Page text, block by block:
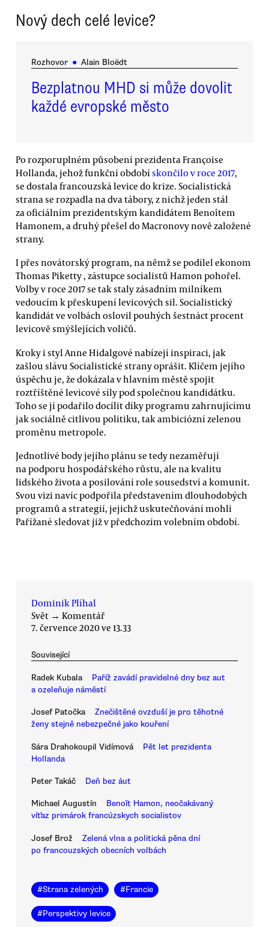
Nový dech celé levice?
Rozhovor ● Alain Bloëdt
Bezplatnou MHD si může dovolit
každé evropské město
Po rozporuplném působení prezidenta Françoise
Hollanda, jehož funkční období skončilo v roce 2017,
se dostala francouzská levice do krize. Socialistická
strana se rozpadla na dva tábory, z nichž jeden stál
za oficiálním prezidentským kandidátem Benoîtem
Hamonem, a druhý přešel do Macronovy nově založené
strany.
I přes novátorský program, na němž se podílel ekonom
Thomas Piketty , zástupce socialistů Hamon pohořel.
Volby v roce 2017 se tak staly zásadním milníkem
vedoucím k přeskupení levicových sil. Socialistický
kandidát ve volbách oslovil pouhých šestnáct procent
levicově smýšlejících voličů.
Kroky i styl Anne Hidalgové nabízejí inspiraci, jak
zašlou slávu Socialistické strany oprášit. Klíčem jejího
úspěchu je, že dokázala v hlavním městě spojit
roztříštěné levicové síly pod společnou kandidátku.
Toho se jí podařilo docílit díky programu zahrnujícímu
jak sociálně citlivou politiku, tak ambiciózní zelenou
proměnu metropole.
Jednotlivé body jejího plánu se tedy nezaměřují
na podporu hospodářského růstu, ale na kvalitu
lidského života a posilování role sousedství a komunit.
Svou vizi navíc podpořila představením dlouhodobých
programů a strategií, jejichž uskutečňování mohli
Pařížané sledovat již v předchozím volebním období.
Dominik Plíhal
Svět → Komentář
7. července 2020 ve 13.33
Související
Radek Kubala
Paříž zavádí pravidelné dny bez aut
a ozeleňuje náměstí
Josef Patočka
Znečištěné ovzduší je pro těhotné
ženy stejně nebezpečné jako kouření
Sára Drahokoupil Vidímová
Pět let prezidenta
Hollanda
Peter Takáč Deň bez áut
Michael Augustín
Benoît Hamon, neočakávaný
víťaz primárok francúzskych socialistov
Josef Brož
Zelená vlna a politická pěna dní
po francouzských obecních volbách
#Strana zelených #Francie
#Perspektivy levice